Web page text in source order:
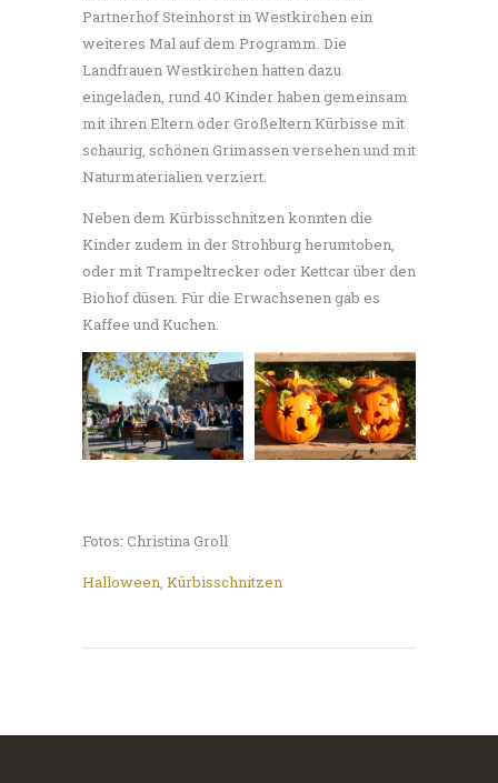
Partnerhof Steinhorst in Westkirchen ein
weiteres Mal auf dem Programm. Die
Landfrauen Westkirchen hatten dazu
eingeladen, rund 40 Kinder haben gemeinsam
mit ihren Eltern oder Großeltern Kürbisse mit
schaurig, schönen Grimassen versehen und mit
Naturmaterialien verziert.
Neben dem Kürbisschnitzen konnten die
Kinder zudem in der Strohburg herumtoben,
oder mit Trampeltrecker oder Kettcar über den
Biohof düsen. Für die Erwachsenen gab es
Kaffee und Kuchen.
Fotos: Christina Groll
Halloween, Kürbisschnitzen